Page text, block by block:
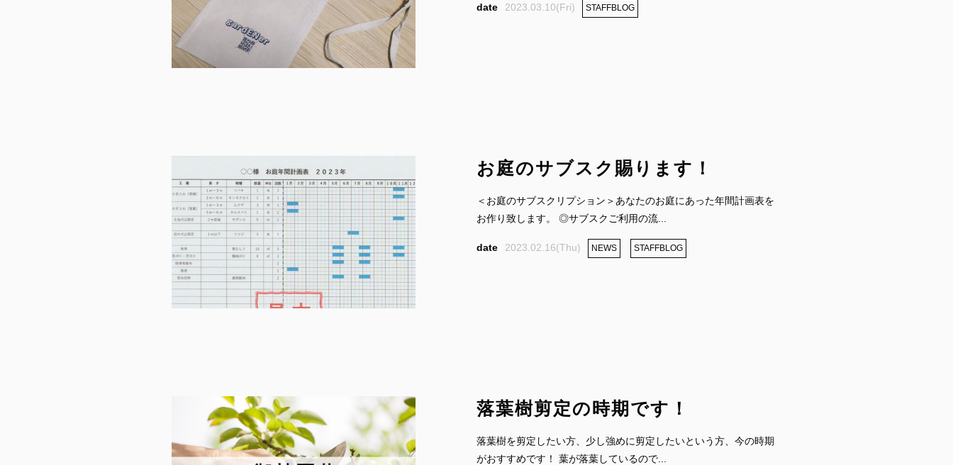
2023.03.10(Fri) STAFFBLOG
お庭のサブスク賜ります！
＜お庭のサブスクリプション＞あなたのお庭にあった年間計画表を
お作り致します。 ◎サブスクご利用の流...
2023.02.16(Thu) NEWS STAFFBLOG
落葉樹剪定の時期です！
落葉樹を剪定したい方、少し強めに剪定したいという方、今の時期
がおすすめです！ 葉が落葉しているので...